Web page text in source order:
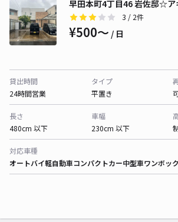
早田本町4丁目46 岩佐邸☆ア
3 / 2件
¥500〜 / 日
貸出時間
24時間営業
タイプ
平置き
長さ
480cm 以下
車幅
230cm 以下
対応車種
オートバイ軽自動車コンパクトカー中型車ワンボッ